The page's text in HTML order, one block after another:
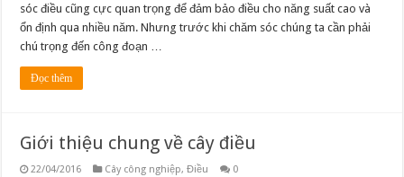
sóc điều cũng cực quan trọng để đảm bảo điều cho năng suất cao và
ổn định qua nhiều năm. Nhưng trước khi chăm sóc chúng ta cần phải
chú trọng đến công đoạn …
Đọc thêm
Giới thiệu chung về cây điều
22/04/2016 Cây công nghiệp,Điều 0